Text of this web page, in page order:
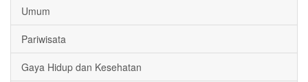
Umum
Pariwisata
Gaya Hidup dan Kesehatan